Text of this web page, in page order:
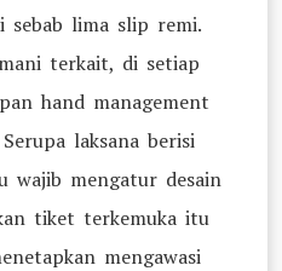
sebab lima slip remi.
terkait, di setiap
hand management
laksana berisi
wajib mengatur desain
tiket terkemuka itu
mengawasi